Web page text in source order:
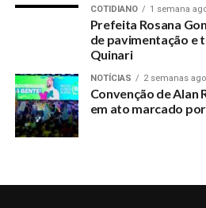
Os dados desta matéria, são do
Eleitoral, que reúne todas as
As Contas Eleitorais da candidata
julgadas pelo TRE/AC que ainda
lo. Uma investigação ou a
COTIDIANO 1 semana
Prefeita Rosana
de pavimentação e
Quinari
NOTÍCIAS 2 semanas ago
Convenção de Alan
em ato marcado